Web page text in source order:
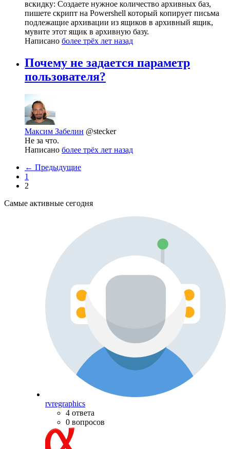
вскидку: Создаете нужное количество архивных баз,
пишете скрипт на Powershell который копирует письма
подлежащие архивации из ящиков в архивный ящик,
мувите этот ящик в архивную базу.
Написано более трёх лет назад
Почему не задается параметр
пользователя?
Максим Забелин @stecker
Не за что.
Написано более трёх лет назад
← Предыдущие
1
2
Самые активные сегодня
rvregraphics
4 ответа
0 вопросов